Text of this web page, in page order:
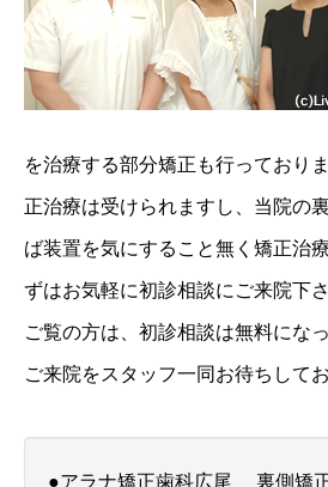
を治療する部分矯正も行っており
正治療は受けられますし、当院の
ば装置を気にすること無く矯正治
ずはお気軽に初診相談にご来院下
ご覧の方は、初診相談は無料にな
ご来院をスタッフ一同お待ちしてお
●アラナ矯正歯科広尾 裏側矯